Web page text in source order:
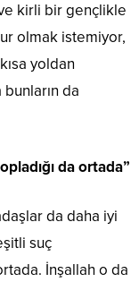
kirli bir gençlikle
olmak istemiyor,
yoldan
da
da ortada”
da daha iyi
suç
İnşallah o da